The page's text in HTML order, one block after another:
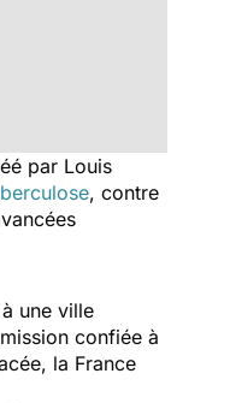
par Louis
, contre
une ville
confiée à
la France